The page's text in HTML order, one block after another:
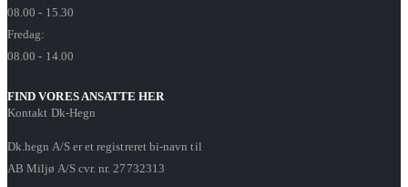
08.00 - 15.30
Fredag:
08.00 - 14.00
FIND VORES ANSATTE HER
Kontakt Dk-Hegn
Dk.hegn A/S er et registreret bi-navn til
AB Miljø A/S cvr. nr. 27732313